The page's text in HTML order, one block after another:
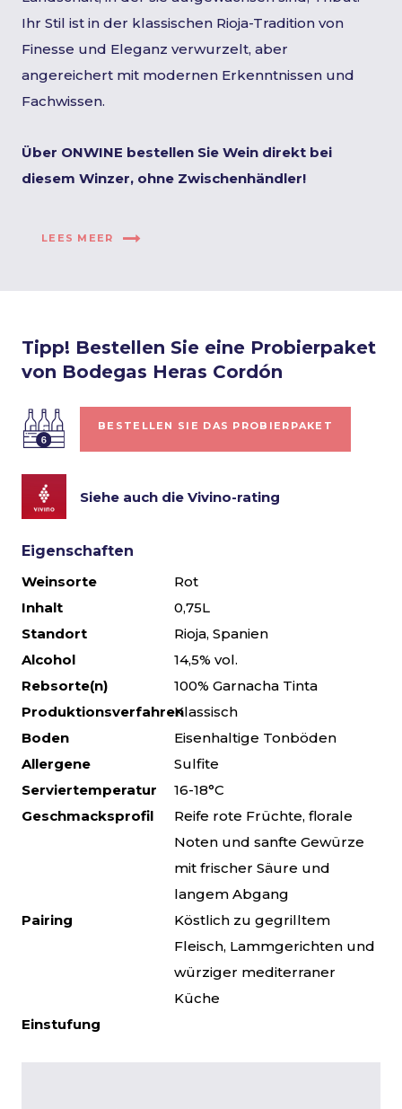
Ihr Stil ist in der klassischen Rioja-Tradition von
Finesse und Eleganz verwurzelt, aber
angereichert mit modernen Erkenntnissen und
Fachwissen.
Über ONWINE bestellen Sie Wein direkt bei
diesem Winzer, ohne Zwischenhändler!
LEES MEER
Tipp! Bestellen Sie eine Probierpaket
von Bodegas Heras Cordón
BESTELLEN SIE DAS PROBIERPAKET
Siehe auch die Vivino-rating
Eigenschaften
Weinsorte
Rot
Inhalt
0,75L
Standort
Rioja, Spanien
Alcohol
14,5% vol.
Rebsorte(n)
100% Garnacha Tinta
ProduktionsverfahrenKlassisch
Boden
Eisenhaltige Tonböden
Allergene
Sulfite
Serviertemperatur
16-18°C
Geschmacksprofil
Reife rote Früchte, florale
Noten und sanfte Gewürze
mit frischer Säure und
langem Abgang
Pairing
Köstlich zu gegrilltem
Fleisch, Lammgerichten und
würziger mediterraner
Küche
Einstufung